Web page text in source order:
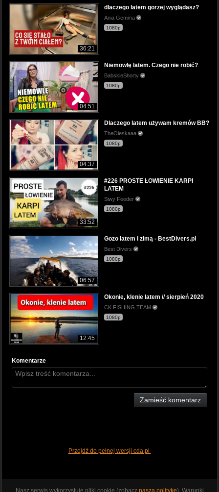
36:21
dlaczego latem gorzej wyglądasz?
Ania Gemma
1080p
04:51
Niemowlę latem. Czego nie robić?
BabskieShorty
1080p
04:37
Dlaczego latem używam kremów BB?
TheOleskaaa
1080p
33:52
#226 PROSTE ŁOWIENIE KARPI
LATEM
Siwy Feeder
1080p
06:57
Gozo latem i zimą - BestDivers.pl
Best Divers
1080p
12:45
Okonie, klenie latem // sierpień 2020
CK FISHING TEAM
1080p
Komentarze
Zamieść komentarz
Przejdź do pełnej wersji cda.pl
Nasz serwis wykorzystuje pliki cookie (zobacz naszą politykę). Warunki